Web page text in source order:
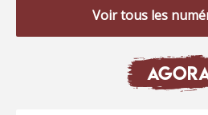
Voir tous les